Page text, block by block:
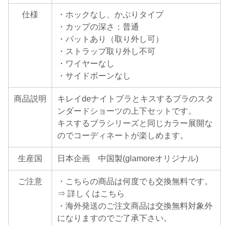
仕様
・ホックなし、かぶりタイプ
・カップの深さ：普通
・パットあり（取り外し可）
・ストラップ取り外し不可
・ワイヤーなし
・サイドボーンなし
商品説明
キレイdeナイトブラとキスするブラのスタ
ンダードショーツの上下セットです。
キスするブラシリーズと同じカラー展開な
のでコーディネートが楽しめます。
生産国 日本企画 中国製(glamoreオリジナル)
ご注意
・こちらの商品は何度でも交換無料です。
⇒ 詳しくはこちら
・海外発送のご注文商品は交換無料対象外
になりますのでご了承下さい。